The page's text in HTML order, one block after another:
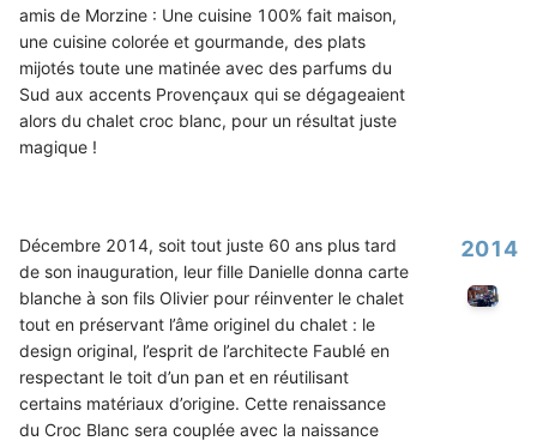
amis de Morzine : Une cuisine 100% fait maison,
une cuisine colorée et gourmande, des plats
mijotés toute une matinée avec des parfums du
Sud aux accents Provençaux qui se dégageaient
alors du chalet croc blanc, pour un résultat juste
magique !
Décembre 2014, soit tout juste 60 ans plus tard
de son inauguration, leur fille Danielle donna carte
blanche à son fils Olivier pour réinventer le chalet
tout en préservant l’âme originel du chalet : le
design original, l’esprit de l’architecte Faublé en
respectant le toit d’un pan et en réutilisant
certains matériaux d’origine. Cette renaissance
du Croc Blanc sera couplée avec la naissance
2014